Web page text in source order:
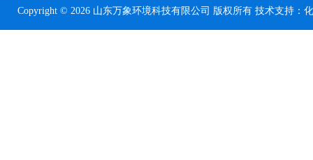
Copyright © 2026 山东万象环境科技有限公司 版权所有 技术支持：